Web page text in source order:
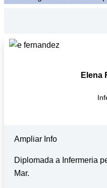
Elena
Ampliar Info
Diplomada a Infermeria
Mar.